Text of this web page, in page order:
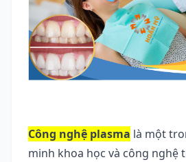
Công nghệ plasma là một
minh khoa học và công nghệ